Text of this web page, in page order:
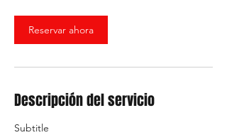
Reservar ahora
Descripción del servicio
Subtitle